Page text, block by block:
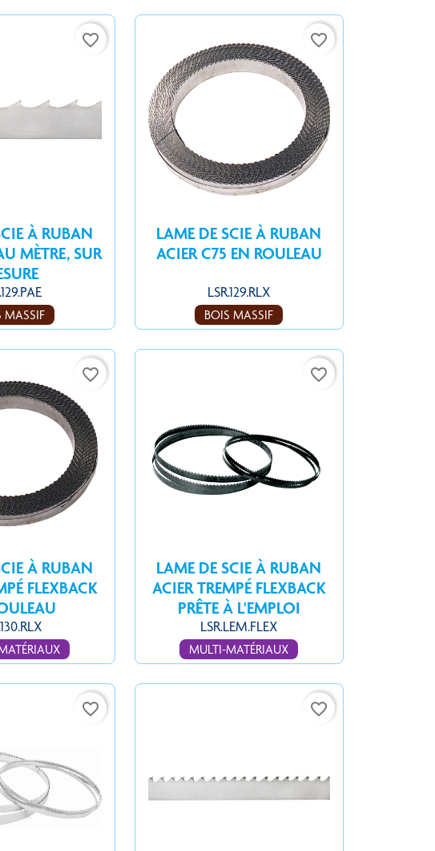
favorite_border
À RUBAN
MÈTRE, SUR
MASSIF
favorite_border
LAME DE SCIE À RUBAN
ACIER C75 EN ROULEAU
LSR.129.RLX
BOIS MASSIF
favorite_border
À RUBAN
FLEXBACK
favorite_border
LAME DE SCIE À RUBAN
ACIER TREMPÉ FLEXBACK
PRÊTE À L'EMPLOI
LSR.LEM.FLEX
MULTI-MATÉRIAUX
favorite_border favorite_border